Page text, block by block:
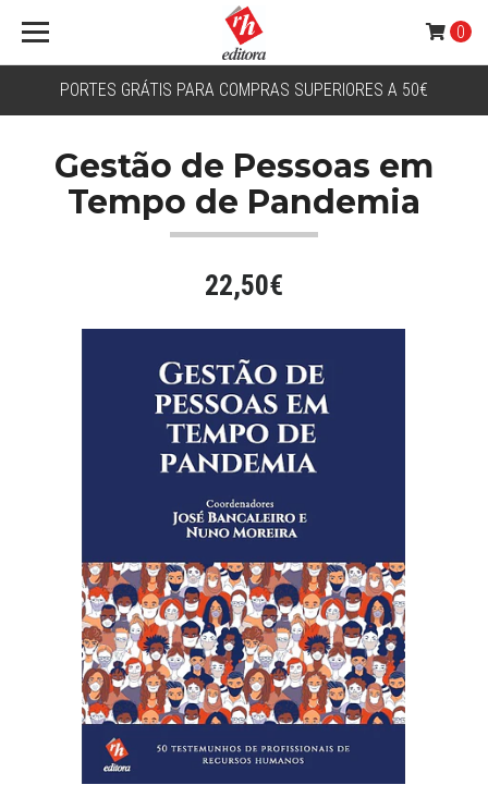
PORTES GRÁTIS PARA COMPRAS SUPERIORES A 50€
0
Gestão de Pessoas em
Tempo de Pandemia
22,50€